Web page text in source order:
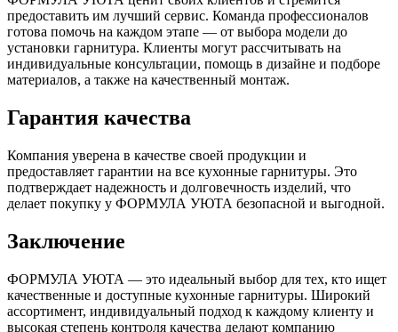
предоставить им лучший сервис. Команда профессионалов
готова помочь на каждом этапе — от выбора модели до
установки гарнитура. Клиенты могут рассчитывать на
индивидуальные консультации, помощь в дизайне и подборе
материалов, а также на качественный монтаж.
Гарантия качества
Компания уверена в качестве своей продукции и
предоставляет гарантии на все кухонные гарнитуры. Это
подтверждает надежность и долговечность изделий, что
делает покупку у ФОРМУЛА УЮТА безопасной и выгодной.
Заключение
ФОРМУЛА УЮТА — это идеальный выбор для тех, кто ищет
качественные и доступные кухонные гарнитуры. Широкий
ассортимент, индивидуальный подход к каждому клиенту и
высокая степень контроля качества делают компанию